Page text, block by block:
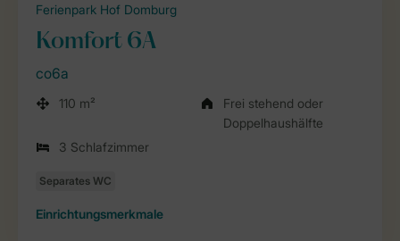
Ferienpark Hof Domburg
Komfort 6A
co6a
110 m²
Frei stehend oder
Doppelhaushälfte
3 Schlafzimmer
Einrichtungsmerkmale